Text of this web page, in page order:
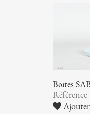
Boîtes
Référence